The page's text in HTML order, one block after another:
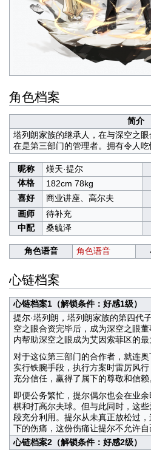
角色档案
简介
塔列朗家族的继承人，在与深空之
在是第三部门的管理者。拥有令人吃
昵称 熯天·提尔
体格
182cm 78kg
喜好
商业讲座、高尔夫
画师
待补充
中配
桑毓泽
角色语音 角色语音
心链档案
心链档案1（解锁条件：好感1级）
提尔·塔列朗，塔列朗家族的第四代
空之眼合资完毕后，成为深空之眼
内帮助深空之眼成为艾因索菲区的最
对于这位第三部门的合作者，就连
实行铁腕手段，执行方案时雷厉风
充分信任，赢得了属下的尊敬和信赖
即便公务繁忙，提尔偶尔也会在业
棋和打高尔夫球。但与此同时，这
段充分利用。提尔从未真正放松过
下的伤痛，这份伤痛让提尔不允许自
心链档案2（解锁条件：好感2级）